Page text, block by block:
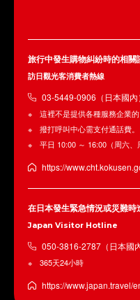
旅行中發生購物糾紛時的相關
訪日觀光客消費者熱線
03-5449-0906（日本國內
這裡不是提供各種服務企業的
撥打呼叫中心需支付通話費。
平日 10:00 ～ 16:00（周六、
https://
在日本發生緊急情況或災難
Japan Visitor Hotline
050-3816-2787（日本國內
365天24小時
https://www.japan.travel/